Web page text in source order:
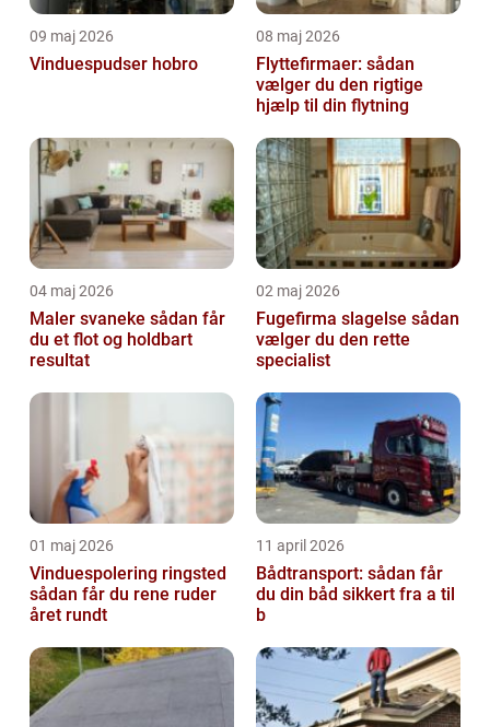
09 maj 2026
Vinduespudser hobro
08 maj 2026
Flyttefirmaer: sådan
vælger du den rigtige
hjælp til din flytning
04 maj 2026
Maler svaneke sådan får
du et flot og holdbart
resultat
02 maj 2026
Fugefirma slagelse sådan
vælger du den rette
specialist
01 maj 2026
Vinduespolering ringsted
sådan får du rene ruder
året rundt
11 april 2026
Bådtransport: sådan får
du din båd sikkert fra a til
b